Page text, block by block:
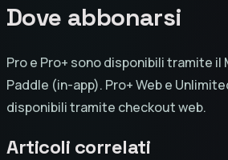
Dove abbonarsi
Pro e Pro+ sono disponibili tramite
Paddle (in-app). Pro+ Web e
disponibili tramite checkout web.
Articoli correlati